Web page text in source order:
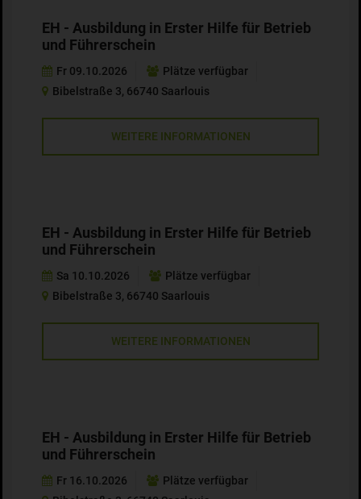
EH - Ausbildung in Erster Hilfe für Betrieb
und Führerschein
Fr 09.10.2026
Plätze verfügbar
Bibelstraße 3, 66740 Saarlouis
WEITERE INFORMATIONEN
EH - Ausbildung in Erster Hilfe für Betrieb
und Führerschein
Sa 10.10.2026
Plätze verfügbar
Bibelstraße 3, 66740 Saarlouis
WEITERE INFORMATIONEN
EH - Ausbildung in Erster Hilfe für Betrieb
und Führerschein
Fr 16.10.2026
Plätze verfügbar